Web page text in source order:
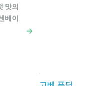
맛의
베이